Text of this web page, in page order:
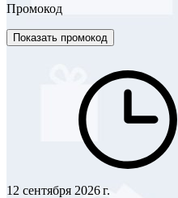
Промокод
Показать промокод
12 сентября 2026 г.